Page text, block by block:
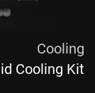
Cooling
Cooling Kit